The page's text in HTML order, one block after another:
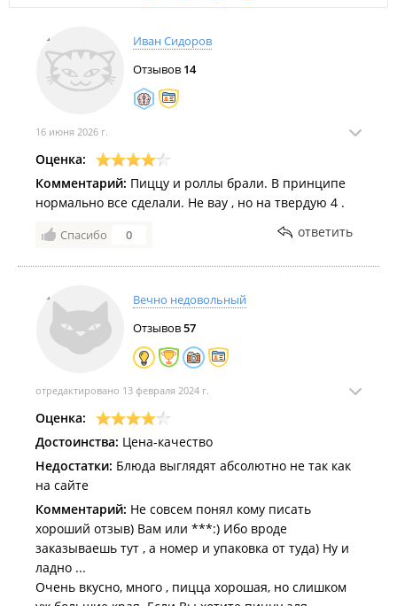
Иван Сидоров
Отзывов 14
16 июня 2026 г.
Оценка:
Комментарий: Пиццу и роллы брали. В принципе
нормально все сделали. Не вау , но на твердую 4 .
Спасибо 0 ответить
Вечно недовольный
Отзывов57
отредактировано 13 февраля 2024 г.
Оценка:
Достоинства: Цена-качество
Недостатки: Блюда выглядят абсолютно не так как
на сайте
Комментарий: Не совсем понял кому писать
хороший отзыв) Вам или ***:) Ибо вроде
заказываешь тут , а номер и упаковка от туда) Ну и
ладно ...
Очень вкусно, много , пицца хорошая, но слишком